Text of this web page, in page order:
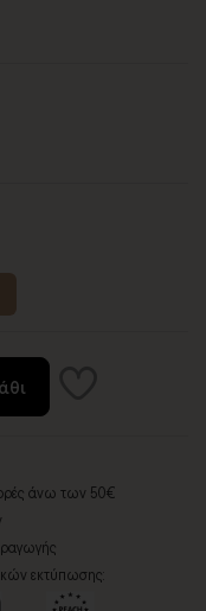
άνω των 50€
εκτύπωσης: